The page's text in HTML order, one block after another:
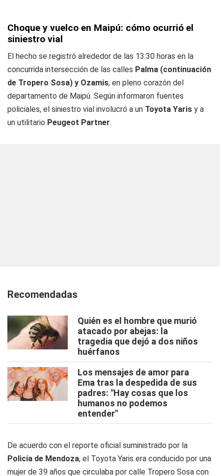
Choque y vuelco en Maipú: cómo ocurrió el
siniestro vial
El hecho se registró alrededor de las 13:30 horas en la
concurrida intersección de las calles Palma (continuación
de Tropero Sosa) y Ozamis, en pleno corazón del
departamento de Maipú. Según informaron fuentes
policiales, el siniestro vial involucró a un Toyota Yaris y a
un utilitario Peugeot Partner.
Recomendadas
Quién es el hombre que murió
atacado por abejas: la
tragedia que dejó a dos niños
huérfanos
Los mensajes de amor para
Ema tras la despedida de sus
padres: "Hay cosas que los
humanos no podemos
entender"
De acuerdo con el reporte oficial suministrado por la
Policía de Mendoza, el Toyota Yaris era conducido por una
mujer de 39 años que circulaba por calle Tropero Sosa con